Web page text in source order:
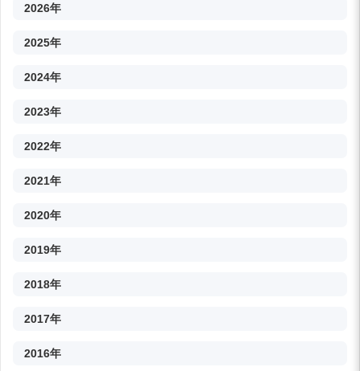
2026年
2025年
2024年
2023年
2022年
2021年
2020年
2019年
2018年
2017年
2016年